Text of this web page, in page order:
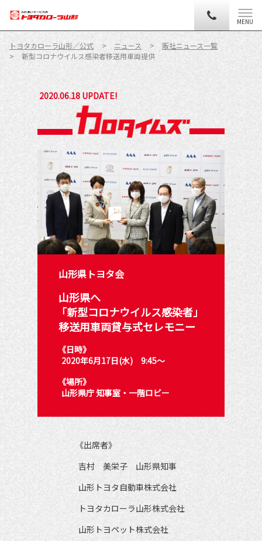
MENU
トヨタカローラ山形／公式 ニュース
販社ニュース一覧
新型コロナウイルス感染者移送用車両提供
2020.06.18 UPDATE!
山形県トヨタ会
山形県へ
「新型コロナウイルス感染者」
移送用車両貸与式セレモニー
《日時》
2020年6月17日(水)　9:45～
《場所》
山形県庁 知事室・一階ロビー
《出席者》
吉村　美栄子　山形県知事
山形トヨタ自動車株式会社
トヨタカローラ山形株式会社
山形トヨペット株式会社